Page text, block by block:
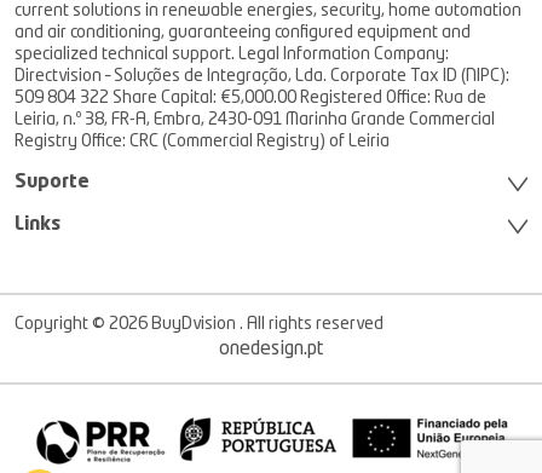
current solutions in renewable energies, security, home automation
and air conditioning, guaranteeing configured equipment and
specialized technical support. Legal Information Company:
Directvision – Soluções de Integração, Lda. Corporate Tax ID (NIPC):
509 804 322 Share Capital: €5,000.00 Registered Office: Rua de
Leiria, n.º 38, FR-A, Embra, 2430-091 Marinha Grande Commercial
Registry Office: CRC (Commercial Registry) of Leiria
Suporte
Links
Copyright © 2026 BuyDvision . All rights reserved
onedesign.pt